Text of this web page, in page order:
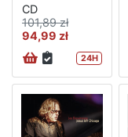
CD
101,89 zł
94,99 zł
24H